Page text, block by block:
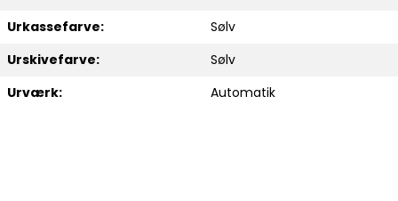
Urkassefarve:
Sølv
Urskivefarve:
Sølv
Urværk:
Automatik